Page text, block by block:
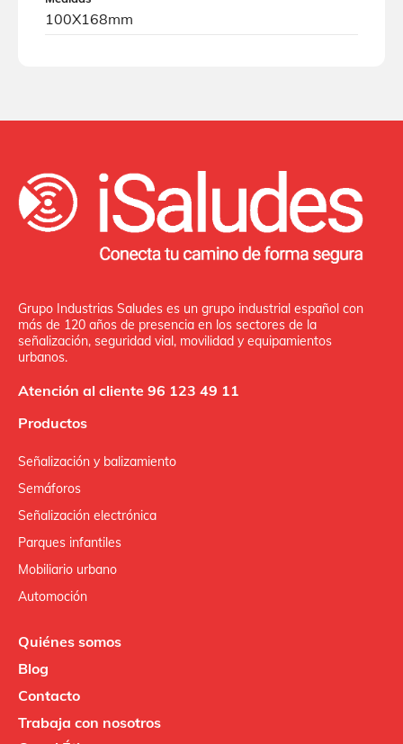
100X168mm
Grupo Industrias Saludes es un grupo industrial español con
más de 120 años de presencia en los sectores de la
señalización, seguridad vial, movilidad y equipamientos
urbanos.
Atención al cliente 96 123 49 11
Productos
Señalización y balizamiento
Semáforos
Señalización electrónica
Parques infantiles
Mobiliario urbano
Automoción
Quiénes somos
Blog
Contacto
Trabaja con nosotros